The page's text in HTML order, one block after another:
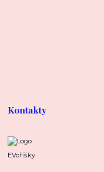
Kontakty
EVoříšky